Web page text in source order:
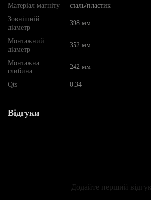
Матеріал магніту
сталь/пластик
Зовнішній
діаметр
398 мм
Монтажний
діаметр
352 мм
Монтажна
глибина
242 мм
Qts 0.34
Відгуки
Додайте перший відгук